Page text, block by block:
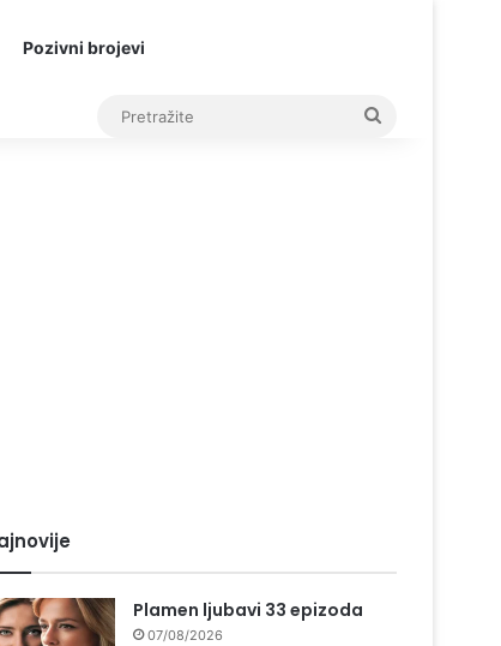
Pozivni brojevi
Plamen ljubavi 33 epizoda
07/08/2026